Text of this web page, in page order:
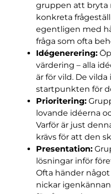
gruppen att bryta
konkreta
egentligen med
fråga som ofta
Idégenerering:
värdering – alla
är för vild. De
startpunkten för
Prioritering:
lovande idéerna
Varför är just
krävs för att den
Presentation:
lösningar inför
Ofta händer
nickar